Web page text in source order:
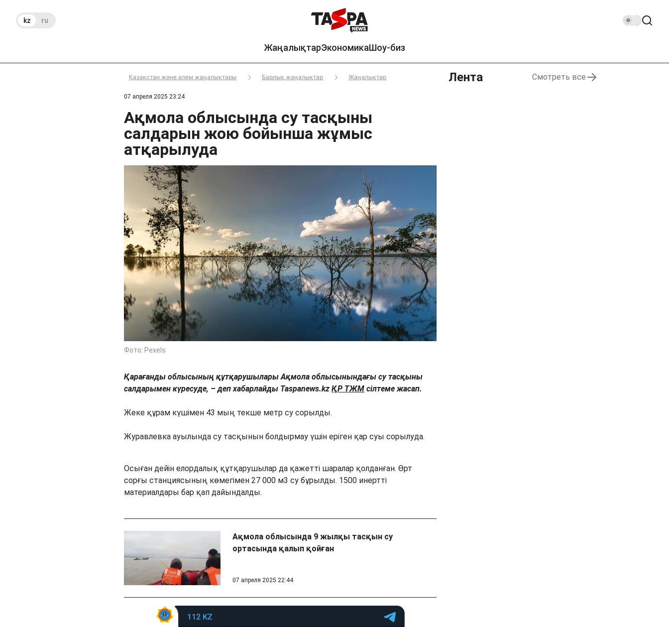
kz ru
ЖаңалықтарЭкономикаШоу-биз
Қазақстан және әлем жаңалықтары Барлық жаңалықтар Жаңалықтар
07 апреля 2025 23:24
Ақмола облысында су тасқыны
салдарын жою бойынша жұмыс
атқарылуда
Фото: Pexels
Қарағанды облысының құтқарушылары Ақмола облысынындағы су тасқыны
салдарымен күресуде, – деп хабарлайды Taspanews.kzҚР ТЖМ сілтеме жасап.
Жеке құрам күшімен 43 мың текше метр су сорылды.
Журавлевка ауылында су тасқынын болдырмау үшін еріген қар суы сорылуда.
Осыған дейін елордалық құтқарушылар да қажетті шаралар қолданған. Өрт
сорғы станциясының көмегімен 27 000 м3 су бұрылды. 1500 инертті
материалдары бар қап дайындалды.
Ақмола облысында 9 жылқы тасқын су
ортасында қалып қойған
07 апреля 2025 22:44
Лента Смотреть все